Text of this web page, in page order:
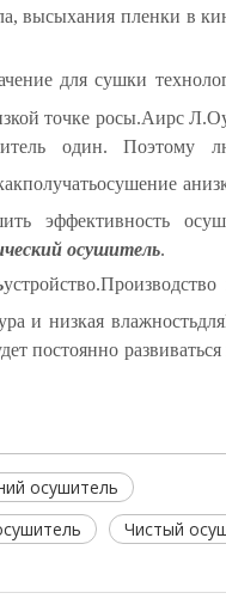
высыхания пленки в
для сушки
точке росы.Aирс Л.
один. Поэтому
получатьосушение a
эффективность
осушитель.
устройство.
и низкая влажностьдля
постоянно
осушитель
Чистый